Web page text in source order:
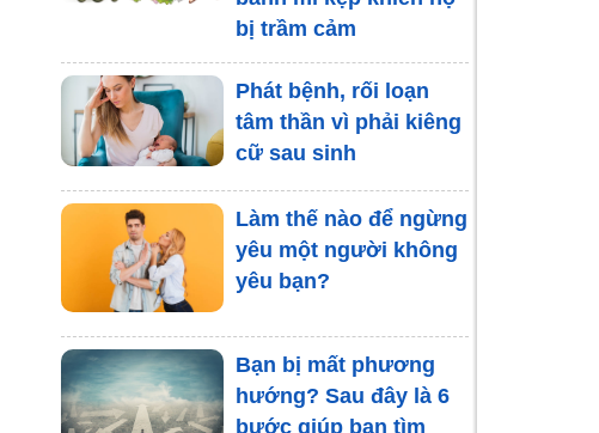
bị trầm cảm
Phát bệnh, rối loạn
tâm thần vì phải kiêng
cữ sau sinh
Làm thế nào để ngừng
yêu một người không
yêu bạn?
Bạn bị mất phương
hướng? Sau đây là 6
bước giúp bạn tìm